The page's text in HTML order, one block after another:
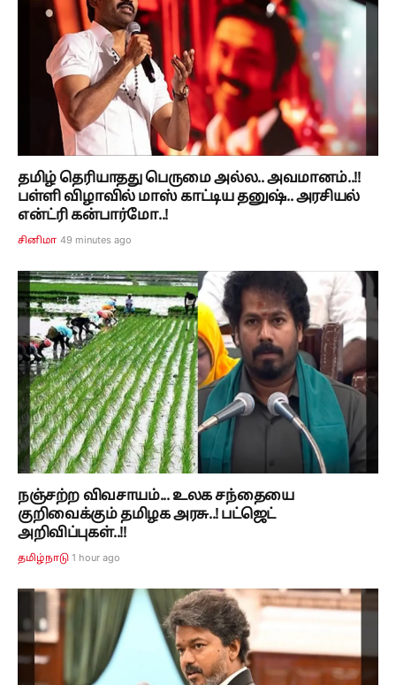
தமிழ் தெரியாதது பெருமை அல்ல.. அவமானம்..!!
பள்ளி விழாவில் மாஸ் காட்டிய தனுஷ்.. அரசியல்
என்ட்ரி கன்பார்மோ..!
சினிமா 49 minutes ago
நஞ்சற்ற விவசாயம்... உலக சந்தையை
குறிவைக்கும் தமிழக அரசு..! பட்ஜெட்
அறிவிப்புகள்..!!
தமிழ்நாடு 1 hour ago